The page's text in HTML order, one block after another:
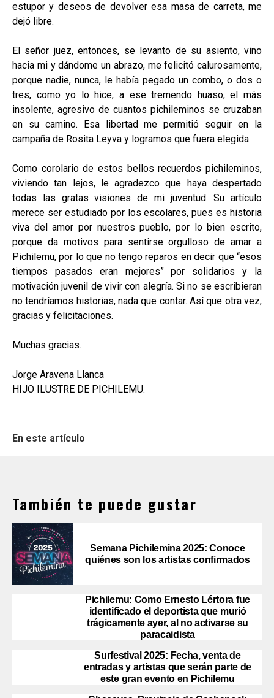
estupor y deseos de devolver esa masa de carreta, me
dejó libre.
El señor juez, entonces, se levanto de su asiento, vino
hacia mi y dándome un abrazo, me felicitó calurosamente,
porque nadie, nunca, le había pegado un combo, o dos o
tres, como yo lo hice, a ese tremendo huaso, el más
insolente, agresivo de cuantos pichileminos se cruzaban
en su camino. Esa libertad me permitió seguir en la
campaña de Rosita Leyva y logramos que fuera elegida
Como corolario de estos bellos recuerdos pichileminos,
viviendo tan lejos, le agradezco que haya despertado
todas las gratas visiones de mi juventud. Su artículo
merece ser estudiado por los escolares, pues es historia
viva del amor por nuestros pueblo, por lo bien escrito,
porque da motivos para sentirse orgulloso de amar a
Pichilemu, por lo que no tengo reparos en decir que “esos
tiempos pasados eran mejores” por solidarios y la
motivación juvenil de vivir con alegría. Si no se escribieran
no tendríamos historias, nada que contar. Así que otra vez,
gracias y felicitaciones.
Muchas gracias.
Jorge Aravena Llanca
HIJO ILUSTRE DE PICHILEMU.
En este artículo
También te puede gustar
Semana Pichilemina 2025: Conoce
quiénes son los artistas confirmados
Pichilemu: Como Ernesto Lértora fue
identificado el deportista que murió
trágicamente ayer, al no activarse su
paracaidista
Surfestival 2025: Fecha, venta de
entradas y artistas que serán parte de
este gran evento en Pichilemu